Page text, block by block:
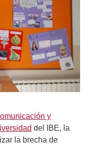
y
del IBE, la
la brecha de